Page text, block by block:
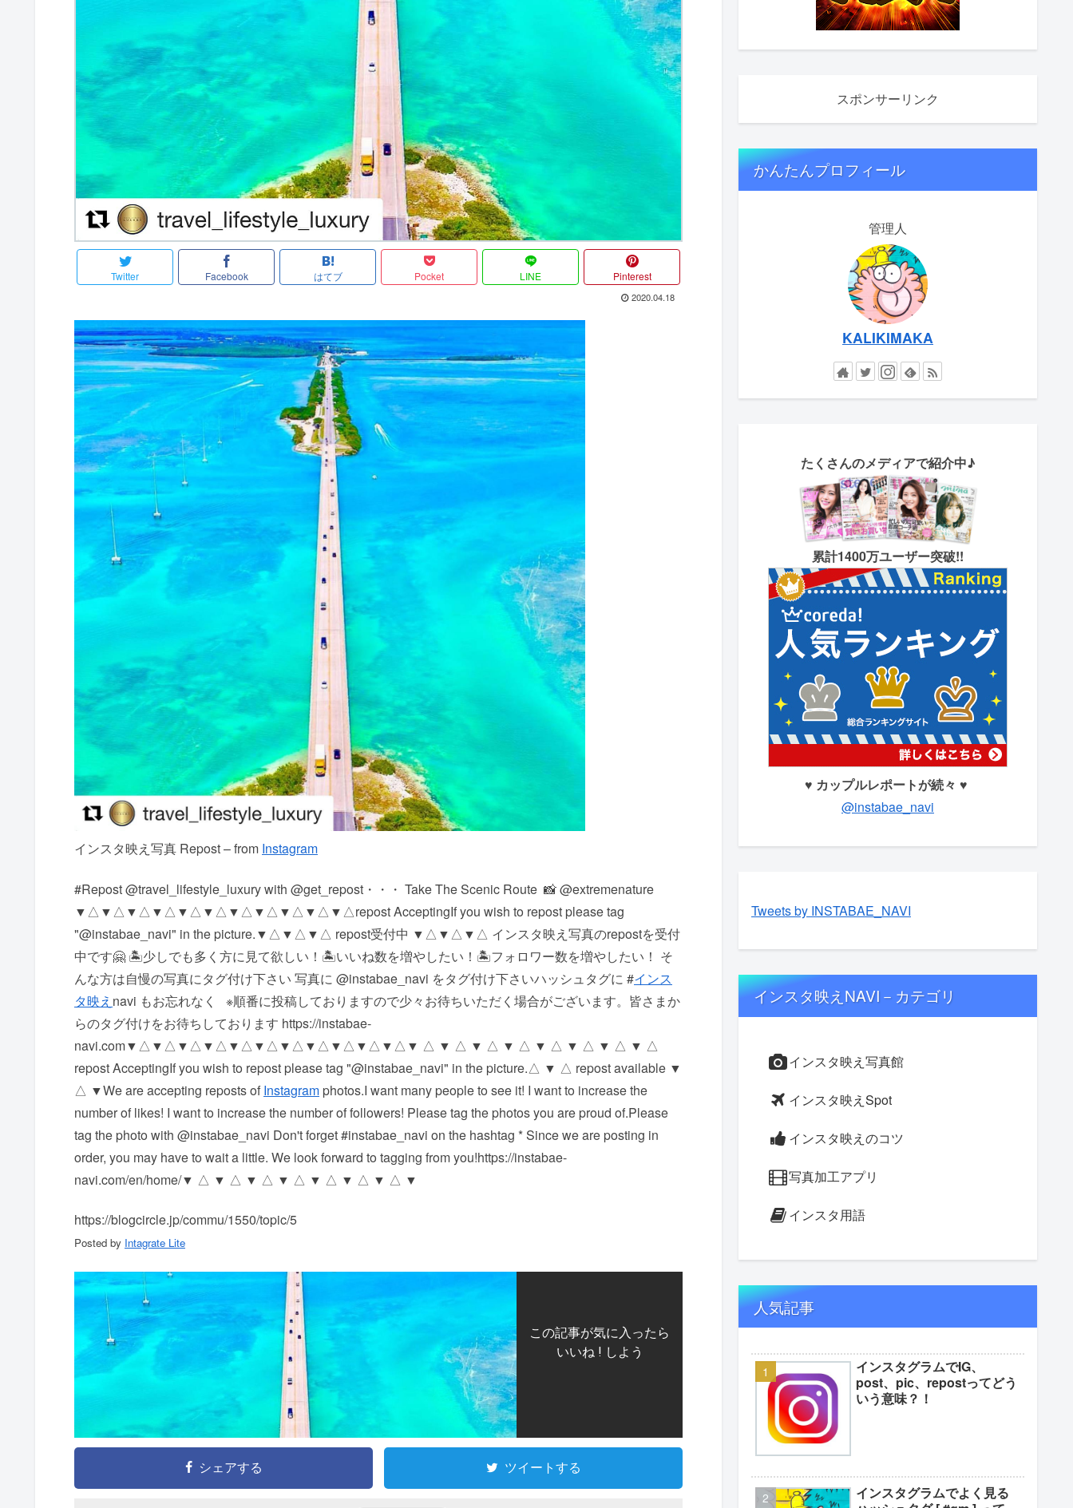
Twitter Facebook はてブ Pocket LINE Pinterest
2020.04.18
インスタ映え写真 Repost – from Instagram
#Repost @travel_lifestyle_luxury with @get_repost・・・️ Take The Scenic Route ️ 📸 @extremenature
▼△▼△▼△▼△▼△▼△▼△▼△▼△▼△▼△ repost Accepting If you wish to repost please tag
"@instabae_navi" in the picture. ▼△▼△▼△ repost受付中 ▼△▼△▼△ インスタ映え写真のrepostを受付
中です🤗 🏝少しでも多く方に見て欲しい！ 🏝いいね数を増やしたい！ 🏝フォロワー数を増やしたい！ そ
んな方は自慢の写真にタグ付け下さい 写真に @instabae_navi をタグ付け下さい️ ハッシュタグに #インス
タ映え navi もお忘れなく ️ ※順番に投稿しておりますので少々お待ちいただく場合がございます。 皆さまか
らのタグ付けをお待ちしております https://instabae-
navi.com ▼△▼△▼△▼△▼△▼△▼△▼△▼△▼△▼△ ▼ △ ▼ △ ▼ △ ▼ △ ▼ △ ▼ △ ▼ △ ▼ △
repost Accepting If you wish to repost please tag "@instabae_navi" in the picture. △ ▼ △ repost available ▼
△ ▼ We are accepting reposts of Instagram photos. I want many people to see it! I want to increase the
number of likes! I want to increase the number of followers! Please tag the photos you are proud of. Please
tag the photo with @instabae_navi ️ Don't forget #instabae_navi on the hashtag ️ * Since we are posting in
order, you may have to wait a little. We look forward to tagging from you! https://instabae-
navi.com/en/home/ ▼ △ ▼ △ ▼ △ ▼ △ ▼ △ ▼ △ ▼ △ ▼
https://blogcircle.jp/commu/1550/topic/5
Posted by Intagrate Lite
この記事が気に入ったら
いいね ! しよう
シェアする ツイートする
スポンサーリンク
かんたんプロフィール
管理人
KALIKIMAKA
たくさんのメディアで紹介中♪
累計1400万ユーザー突破!!
♥ カップルレポートが続々 ♥
@instabae_navi
Tweets by INSTABAE_NAVI
インスタ映えNAVI－カテゴリ
インスタ映え写真館
インスタ映えSpot
インスタ映えのコツ
写真加工アプリ
インスタ用語
人気記事
インスタグラムでIG、
post、pic、repostってどう
いう意味？！
インスタグラムでよく見る